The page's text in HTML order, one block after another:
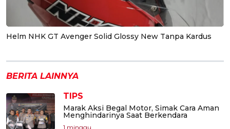
Helm NHK GT Avenger Solid Glossy New Tanpa Kardus
BERITA LAINNYA
TIPS
Marak Aksi Begal Motor, Simak Cara Aman
Menghindarinya Saat Berkendara
1 minggu